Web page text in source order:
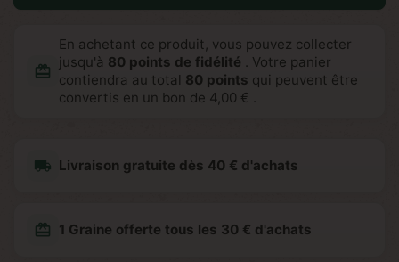
redeem
En achetant ce produit, vous pouvez collecter
jusqu'à 80 points de fidélité . Votre panier
contiendra au total 80 points qui peuvent être
convertis en un bon de 4,00 € .
local_shipping Livraison gratuite dès 40 € d'achats
redeem 1 Graine offerte tous les 30 € d'achats